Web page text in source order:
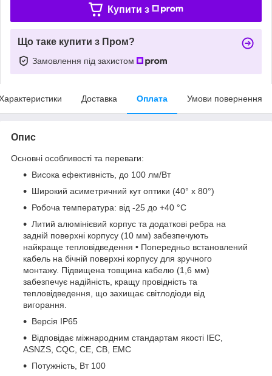
Купити з
Що таке купити з Пром?
Замовлення під захистом
Доставка Оплата Умови повернення
Опис
Основні особливості та переваги:
Висока ефективність, до 100 лм/Вт
Широкий асиметричний кут оптики (40° x 80°)
Робоча температура: від -25 до +40 °С
Литий алюмінієвий корпус та додаткові ребра на
задній поверхні корпусу (10 мм) забезпечують
найкраще тепловідведення • Попередньо встановлений
кабель на бічній поверхні корпусу для зручного
монтажу. Підвищена товщина кабелю (1,6 мм)
забезпечує надійність, кращу провідність та
тепловідведення, що захищає світлодіоди від
вигорання.
Версія IP65
Відповідає міжнародним стандартам якості IEC,
ASNZS, CQC, CE, CB, EMC
Потужність, Вт 100